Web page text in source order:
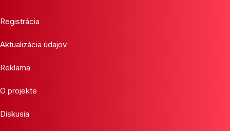
Registrácia
Aktualizácia údajov
Reklama
O projekte
Diskusia